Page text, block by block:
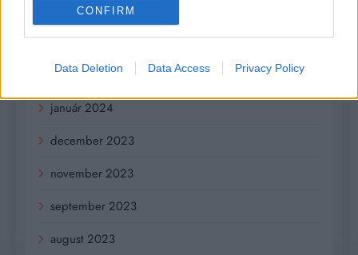
CONFIRM
Data Deletion Data Access Privacy Policy
apríl 2024
marec 2024
február 2024
január 2024
december 2023
november 2023
september 2023
august 2023